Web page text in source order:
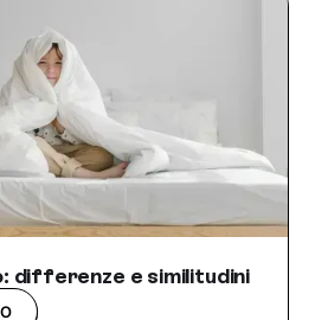
differenze e similitudini